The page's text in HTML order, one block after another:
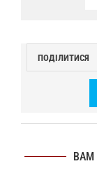
ПОДІЛИТИСЯ